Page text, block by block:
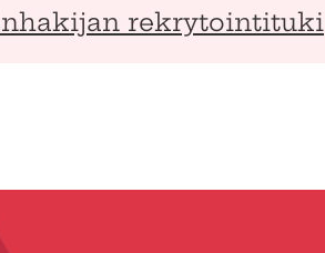
rekrytointituki